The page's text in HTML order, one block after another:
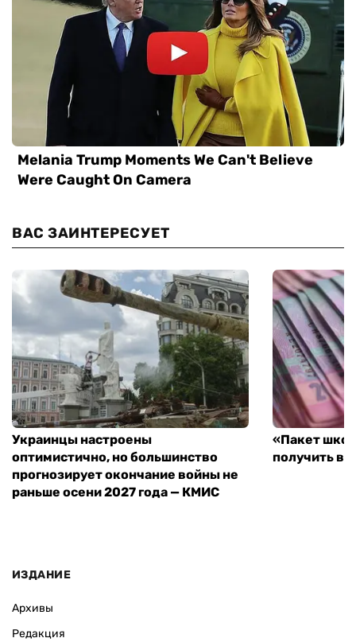
ВАС ЗАИНТЕРЕСУЕТ
Украинцы настроены
оптимистично, но большинство
прогнозирует окончание войны не
раньше осени 2027 года — КМИС
«Пакет
получить
ИЗДАНИЕ
Архивы
Редакция